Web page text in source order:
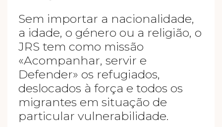
Sem importar a nacionalidade,
a idade, o género ou a religião, o
JRS tem como missão
«Acompanhar, servir e
Defender» os refugiados,
deslocados à força e todos os
migrantes em situação de
particular vulnerabilidade.